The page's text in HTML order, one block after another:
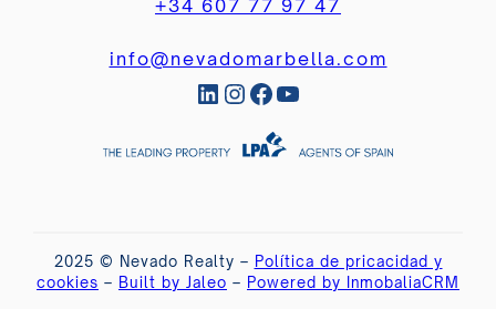
+34 607 77 97 47
info@nevadomarbella.com
LinkedIn InstagramFacebook YouTube
2025 © Nevado Realty – Política de pricacidad y
cookies – Built by Jaleo – Powered by InmobaliaCRM